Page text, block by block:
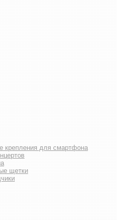
крепления для смартфона
щетки